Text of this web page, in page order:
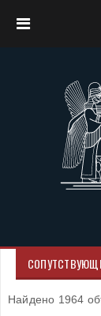
Найдено 1964